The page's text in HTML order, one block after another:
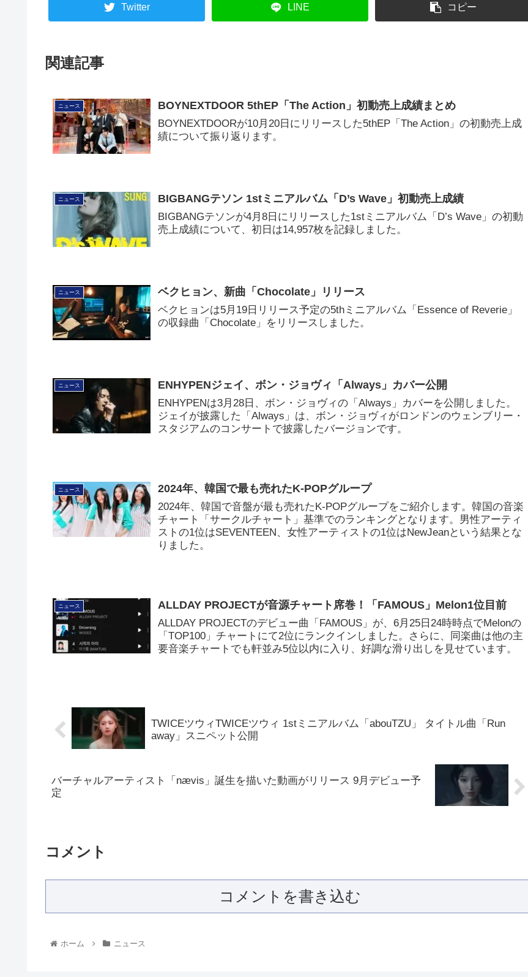
Twitter LINE コピー
関連記事
ニュース BOYNEXTDOOR 5thEP「The Action」初動売上成績まとめ
BOYNEXTDOORが10月20日にリリースした5thEP「The Action」の初動売上成
績について振り返ります。
ニュース BIGBANGテソン 1stミニアルバム「D’s Wave」初動売上成績
BIGBANGテソンが4月8日にリリースした1stミニアルバム「D’s Wave」の初動
売上成績について、初日は14,957枚を記録しました。
ニュース ベクヒョン、新曲「Chocolate」リリース
ベクヒョンは5月19日リリース予定の5thミニアルバム「Essence of Reverie」
の収録曲「Chocolate」をリリースしました。
ニュース ENHYPENジェイ、ボン・ジョヴィ「Always」カバー公開
ENHYPENは3月28日、ボン・ジョヴィの「Always」カバーを公開しました。
ジェイが披露した「Always」は、ボン・ジョヴィがロンドンのウェンブリー・
スタジアムのコンサートで披露したバージョンです。
ニュース 2024年、韓国で最も売れたK-POPグループ
2024年、韓国で音盤が最も売れたK-POPグループをご紹介します。韓国の音楽
チャート「サークルチャート」基準でのランキングとなります。男性アーティ
ストの1位はSEVENTEEN、女性アーティストの1位はNewJeanという結果とな
りました。
ニュース ALLDAY PROJECTが音源チャート席巻！「FAMOUS」Melon1位目前
ALLDAY PROJECTのデビュー曲「FAMOUS」が、6月25日24時時点でMelonの
「TOP100」チャートにて2位にランクインしました。さらに、同楽曲は他の主
要音楽チャートでも軒並み5位以内に入り、好調な滑り出しを見せています。
TWICEツウィTWICEツウィ 1stミニアルバム「abouTZU」 タイトル曲「Run
away」スニペット公開
バーチャルアーティスト「nævis」誕生を描いた動画がリリース 9月デビュー予
定
コメント
コメントを書き込む
ホーム ニュース